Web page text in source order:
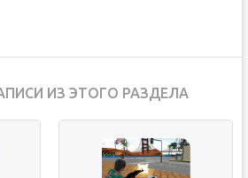
ИЗ ЭТОГО РАЗДЕЛА